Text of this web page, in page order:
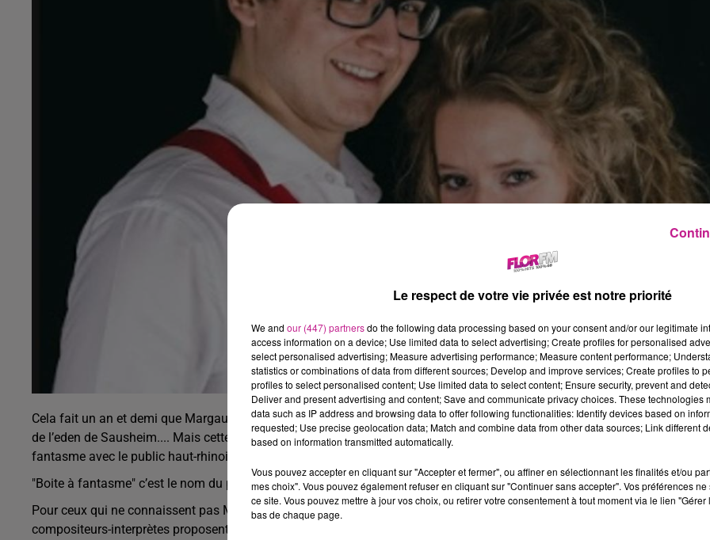
Cela fait un an et demi que Margaux et Martin patientent… Un an et demi que l’épidémie les prive de leur concert sur la
de l’eden de Sausheim.... Mais cette fois ça y est : ce samedi 18 septembre, le couple d’Obernai va ouvrir sa boîte à
fantasme avec le public haut-rhinois !
"Boite à fantasme" c’est le nom du premier album du duo. Un opus composé de 16 titres en tout.
Pour ceux qui ne connaissent pas Margaux et Martin, sachez que c’est un couple sur scène comme dans la vie. Ces
compositeurs-interprètes proposent des chansons françaises avec des textes soignés et inspirés.
Le respect de votre vie privée est notre priorité
We and our (447) partnersdo the following data processing based on your consent and/or our legitimate
access information on a device; Use limited data to select advertising; Create profiles for personalised
select personalised advertising; Measure advertising performance; Measure content performance;
statistics or combinations of data from different sources; Develop and improve services; Create profiles to
profiles to select personalised content; Use limited data to select content; Ensure security, prevent and
Deliver and present advertising and content; Save and communicate privacy choices. These technologies
data such as IP address and browsing data to offer following functionalities: Identify devices based on
requested; Use precise geolocation data; Match and combine data from other data sources; Link different
based on information transmitted automatically.
Vous pouvez accepter en cliquant sur "Accepter et fermer", ou affiner en sélectionnant les finalités et/ou
mes choix". Vous pouvez également refuser en cliquant sur "Continuer sans accepter". Vos préférences
ce site. Vous pouvez mettre à jour vos choix, ou retirer votre consentement à tout moment via le lien
bas de chaque page.